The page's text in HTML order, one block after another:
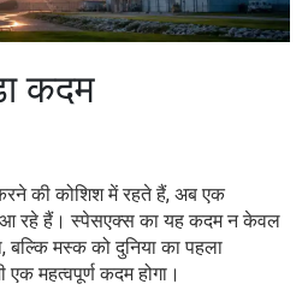
कदम
की कोशिश में रहते हैं, अब एक
आ रहे हैं। स्पेसएक्स का यह कदम न केवल
बल्कि मस्क को दुनिया का पहला
एक महत्वपूर्ण कदम होगा।